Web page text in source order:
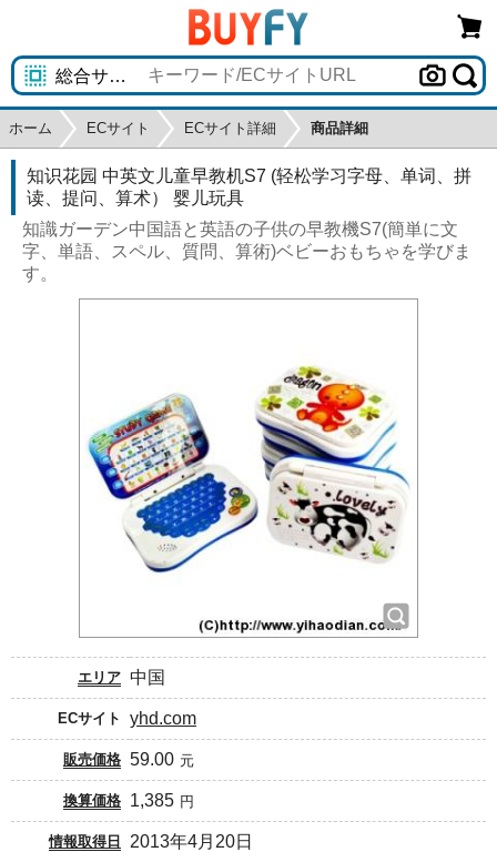
ホーム ECサイト ECサイト詳細 商品詳細
知识花园 中英文儿童早教机S7 (轻松学习字母、单词、拼
读、提问、算术） 婴儿玩具
知識ガーデン中国語と英語の子供の早教機S7(簡単に文
字、単語、スペル、質問、算術)ベビーおもちゃを学びま
す。
エリア 中国
ECサイト yhd.com
販売価格 59.00 元
換算価格 1,385 円
情報取得日 2013年4月20日